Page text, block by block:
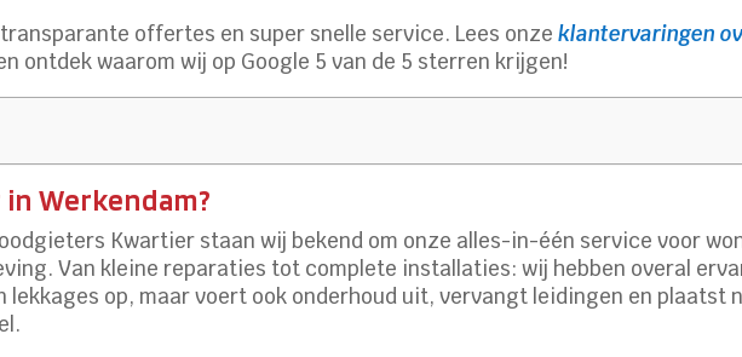
offertes en super snelle service. Lees onzeklantervaringen
ontdek waarom wij op Google 5 van de 5 sterren krijgen!
Werkendam?
Kwartier staan wij bekend om onze alles-in-één service voor
Van kleine reparaties tot complete installaties: wij hebben overal
lekkages op, maar voert ook onderhoud uit, vervangt leidingen en plaatst